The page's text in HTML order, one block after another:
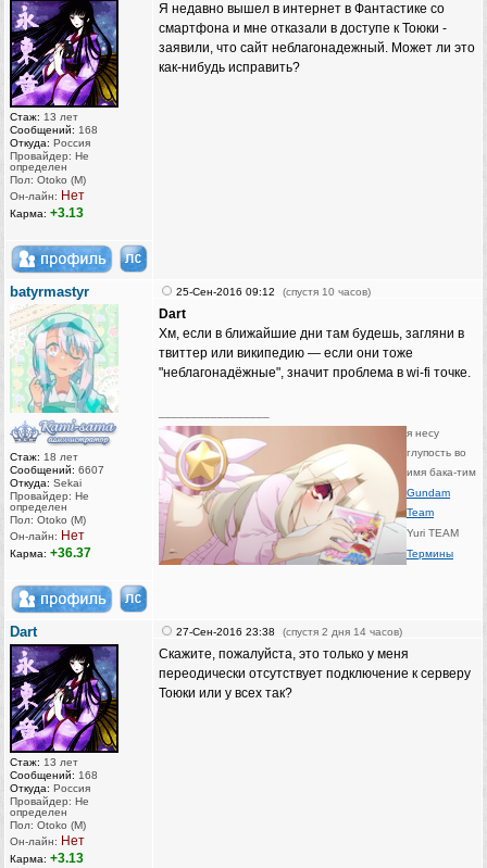
Стаж: 13 лет
Сообщений: 168
Откуда: Россия
Провайдер: Не
определен
Пол: Otoko (M)
Он-лайн: Нет
Карма: +3.13
Я недавно вышел в интернет в Фантастике со
смартфона и мне отказали в доступе к Тоюки -
заявили, что сайт неблагонадежный. Может ли это
как-нибудь исправить?
batyrmastyr
Стаж: 18 лет
Сообщений: 6607
Откуда: Sekai
Провайдер: Не
определен
Пол: Otoko (M)
Он-лайн: Нет
Карма: +36.37
25-Сен-2016 09:12 (спустя 10 часов)
Dart
Хм, если в ближайшие дни там будешь, загляни в
твиттер или википедию — если они тоже
"неблагонадёжные", значит проблема в wi-fi точке.
я несу
глупость во
имя бака-тим
Gundam
Team
Yuri TEAM
Термины
Dart
Стаж: 13 лет
Сообщений: 168
Откуда: Россия
Провайдер: Не
определен
Пол: Otoko (M)
Он-лайн: Нет
Карма: +3.13
27-Сен-2016 23:38 (спустя 2 дня 14 часов)
Скажите, пожалуйста, это только у меня
переодически отсутствует подключение к серверу
Тоюки или у всех так?